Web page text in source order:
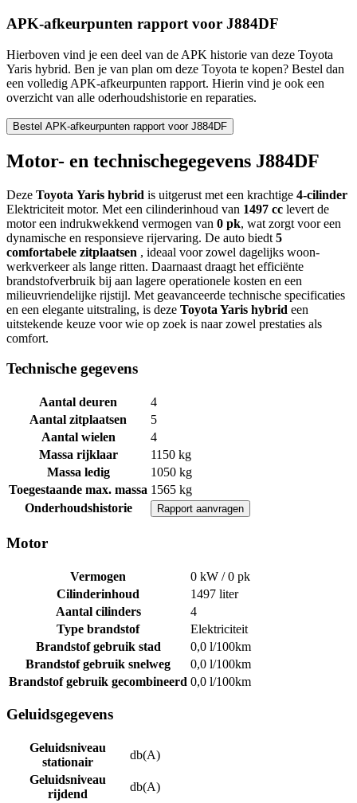
APK-afkeurpunten rapport voor J884DF
Hierboven vind je een deel van de APK historie van deze Toyota
Yaris hybrid. Ben je van plan om deze Toyota te kopen? Bestel dan
een volledig APK-afkeurpunten rapport. Hierin vind je ook een
overzicht van alle oderhoudshistorie en reparaties.
Bestel APK-afkeurpunten rapport voor J884DF
Motor- en technischegegevens J884DF
Deze Toyota Yaris hybrid is uitgerust met een krachtige 4-cilinder
Elektriciteit motor. Met een cilinderinhoud van 1497 cc levert de
motor een indrukwekkend vermogen van 0 pk, wat zorgt voor een
dynamische en responsieve rijervaring. De auto biedt 5
comfortabele zitplaatsen , ideaal voor zowel dagelijks woon-
werkverkeer als lange ritten. Daarnaast draagt het efficiënte
brandstofverbruik bij aan lagere operationele kosten en een
milieuvriendelijke rijstijl. Met geavanceerde technische specificaties
en een elegante uitstraling, is deze Toyota Yaris hybrid een
uitstekende keuze voor wie op zoek is naar zowel prestaties als
comfort.
Technische gegevens
Aantal deuren
4
Aantal zitplaatsen
5
Aantal wielen
4
Massa rijklaar
1150 kg
Massa ledig
1050 kg
Toegestaande max. massa 1565 kg
Onderhoudshistorie
Rapport aanvragen
Motor
Vermogen
0 kW / 0 pk
Cilinderinhoud
1497 liter
Aantal cilinders
4
Type brandstof
Elektriciteit
Brandstof gebruik stad
0,0 l/100km
Brandstof gebruik snelweg
0,0 l/100km
Brandstof gebruik gecombineerd 0,0 l/100km
Geluidsgegevens
Geluidsniveau
stationair
db(A)
Geluidsniveau
rijdend
db(A)